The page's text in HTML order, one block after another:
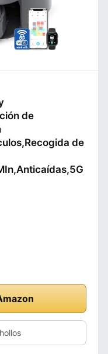
de
de